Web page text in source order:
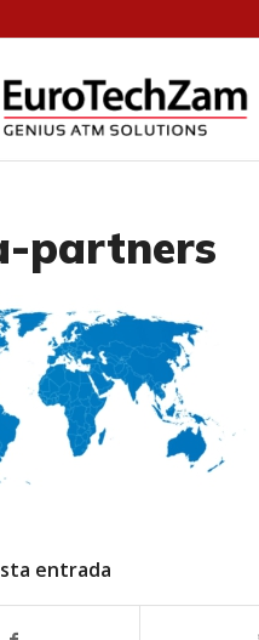
partners
entrada